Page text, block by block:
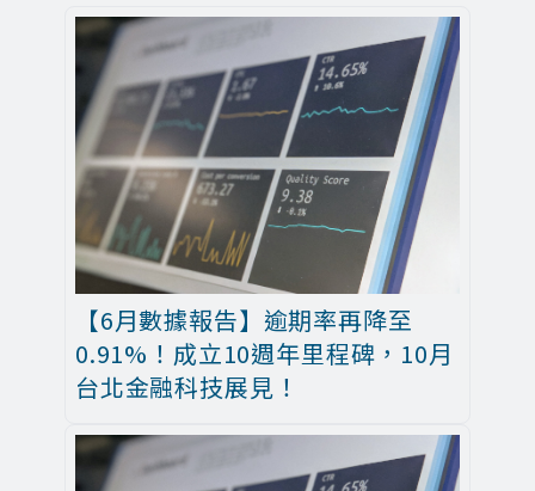
【6月數據報告】逾期率再降至
0.91%！成立10週年里程碑，10月
台北金融科技展見！